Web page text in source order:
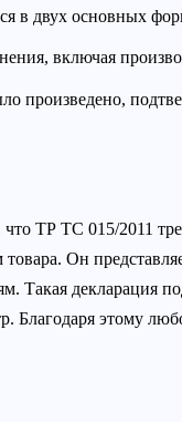
в двух основных
включая
произведено,
ТР ТС 015/2011
Он
Такая декларация
Благодаря этому